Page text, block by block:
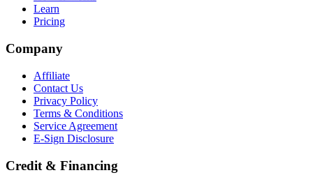
Learn
Pricing
Company
Affiliate
Contact Us
Privacy Policy
Terms & Conditions
Service Agreement
E-Sign Disclosure
Credit & Financing